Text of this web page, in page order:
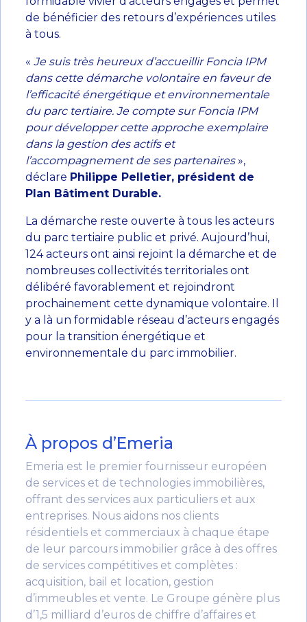
de bénéficier des retours d’expériences utiles
à tous.
« Je suis très heureux d’accueillir Foncia IPM
dans cette démarche volontaire en faveur de
l’efficacité énergétique et environnementale
du parc tertiaire. Je compte sur Foncia IPM
pour développer cette approche exemplaire
dans la gestion des actifs et
l’accompagnement de ses partenaires»,
déclare Philippe Pelletier, président de
Plan Bâtiment Durable.
La démarche reste ouverte à tous les acteurs
du parc tertiaire public et privé. Aujourd’hui,
124 acteurs ont ainsi rejoint la démarche et de
nombreuses collectivités territoriales ont
délibéré favorablement et rejoindront
prochainement cette dynamique volontaire. Il
y a là un formidable réseau d’acteurs engagés
pour la transition énergétique et
environnementale du parc immobilier.
À propos d’Emeria
Emeria est le premier fournisseur européen
de services et de technologies immobilières,
offrant des services aux particuliers et aux
entreprises. Nous aidons nos clients
résidentiels et commerciaux à chaque étape
de leur parcours immobilier grâce à des offres
de services compétitives et complètes :
acquisition, bail et location, gestion
d’immeubles et vente. Le Groupe génère plus
d’1,5 milliard d’euros de chiffre d’affaires et